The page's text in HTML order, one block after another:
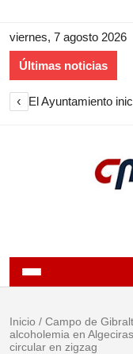
viernes, 7 agosto 2026
Últimas noticias
‹
Inicio / Campo de
alcoholemia en
circular en zigzag